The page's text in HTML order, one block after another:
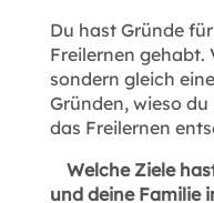
Du hast Gründe
Freilernen gehabt.
sondern gleich
Gründen, wieso
das Freilernen
Welche Ziele
und deine Familie